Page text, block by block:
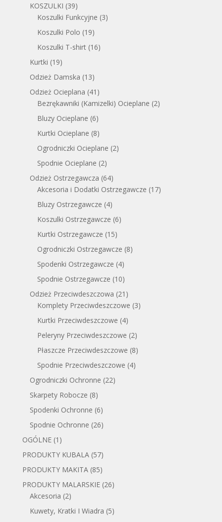
KOSZULKI (39)
Koszulki Funkcyjne (3)
Koszulki Polo (19)
Koszulki T-shirt (16)
Kurtki (19)
Odzież Damska (13)
Odzież Ocieplana (41)
Bezrękawniki (Kamizelki) Ocieplane (2)
Bluzy Ocieplane (6)
Kurtki Ocieplane (8)
Ogrodniczki Ocieplane (2)
Spodnie Ocieplane (2)
Odzież Ostrzegawcza (64)
Akcesoria i Dodatki Ostrzegawcze (17)
Bluzy Ostrzegawcze (4)
Koszulki Ostrzegawcze (6)
Kurtki Ostrzegawcze (15)
Ogrodniczki Ostrzegawcze (8)
Spodenki Ostrzegawcze (4)
Spodnie Ostrzegawcze (10)
Odzież Przeciwdeszczowa (21)
Komplety Przeciwdeszczowe (3)
Kurtki Przeciwdeszczowe (4)
Peleryny Przeciwdeszczowe (2)
Płaszcze Przeciwdeszczowe (8)
Spodnie Przeciwdeszczowe (4)
Ogrodniczki Ochronne (22)
Skarpety Robocze (8)
Spodenki Ochronne (6)
Spodnie Ochronne (26)
OGÓLNE (1)
PRODUKTY KUBALA (57)
PRODUKTY MAKITA (85)
PRODUKTY MALARSKIE (26)
Akcesoria (2)
Kuwety, Kratki I Wiadra (5)